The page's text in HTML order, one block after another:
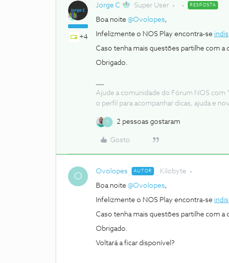
+4
Jorge C Super User RESPOSTA
Boa noite ​ @Ovolopes,
Infelizmente o NOS Play encontra-se
Caso tenha mais questões partilhe com a
Obrigado.
Ajude a comunidade do Fórum NOS com
o perfil para acompanhar dicas, ajuda e
O 2 pessoas gostaram
Gosto
O Ovolopes AUTOR Kilobyte
Boa noite ​ @Ovolopes,
Infelizmente o NOS Play encontra-se
Caso tenha mais questões partilhe com a
Obrigado.
Voltará a ficar disponível?